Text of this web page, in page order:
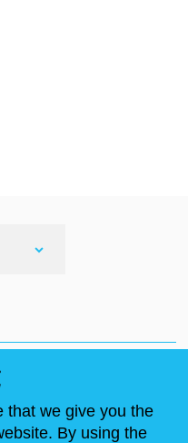
that we give you the
By using the